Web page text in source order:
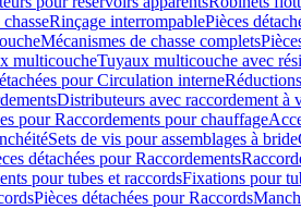
Rinçage interrompablePièces
Mécanismes de chasse complets
multicoucheTuyaux multicouche avec
pour Circulation interne
Distributeurs avec raccordement à
pour Raccordements pour chauffage
Sets de vis pour assemblages à bride
détachées pour Raccordements
pour tubes et raccordsFixations pour
Pièces détachées pour Raccords